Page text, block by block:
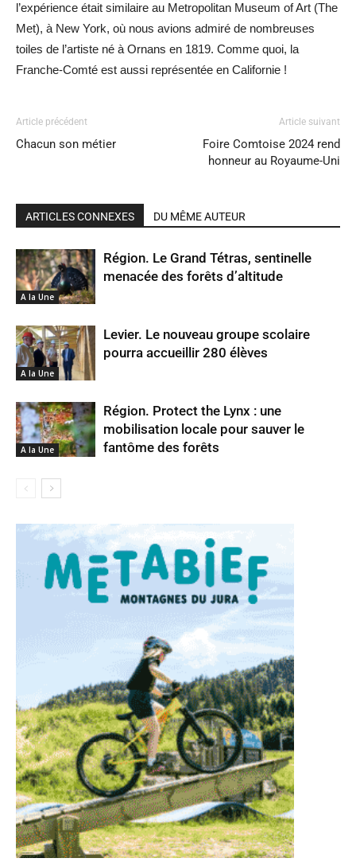
l’expérience était similaire au Metropolitan Museum of Art (The
Met), à New York, où nous avions admiré de nombreuses
toiles de l’artiste né à Ornans en 1819. Comme quoi, la
Franche-Comté est aussi représentée en Californie !
Article précédent
Chacun son métier
Article suivant
Foire Comtoise 2024 rend
honneur au Royaume-Uni
ARTICLES CONNEXES DU MÊME AUTEUR
A la Une
Région. Le Grand Tétras, sentinelle
menacée des forêts d’altitude
A la Une
Levier. Le nouveau groupe scolaire
pourra accueillir 280 élèves
A la Une
Région. Protect the Lynx : une
mobilisation locale pour sauver le
fantôme des forêts